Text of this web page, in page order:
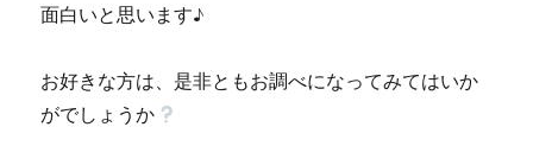
面白いと思います♪
お好きな方は、是非ともお調べになってみてはいか
がでしょうか